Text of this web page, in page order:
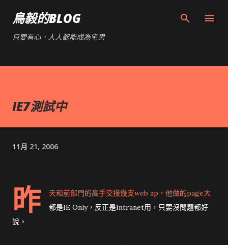
鳥毅的BLOG
只要有心，人人都能成為宅男
IE7測試中
11月 21, 2006
昨
天和前部門的高手交接幾支web ap，他做的page大
都是IE Only，反正是Intranet用，只要沒問題都好
說。